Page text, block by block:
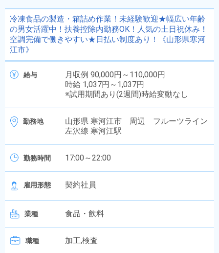
冷凍食品の製造・箱詰め作業！未経験歓迎★幅広い年齢
の男女活躍中！扶養控除内勤務OK！人気の土日祝休み！
空調完備で働きやすい★日払い制度あり！《山形県寒河
江市》
給与
月収例 90,000円～110,000円
時給 1,037円～1,037円
※試用期間あり(2週間)時給変動なし
勤務地
山形県 寒河江市 周辺 フルーツライン
左沢線 寒河江駅
勤務時間 17:00～22:00
雇用形態 契約社員
業種 食品・飲料
職種 加工,検査